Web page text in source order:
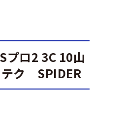
プロ2 3C 10山
テク SPIDER